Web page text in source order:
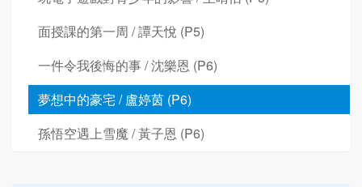
面授課的第一周 / 譚天悅 (P5)
一件令我後悔的事 / 沈樂恩 (P6)
夢想中的豪宅 / 盧婷茵 (P6)
孫悟空遇上雪魔 / 黃子恩 (P6)